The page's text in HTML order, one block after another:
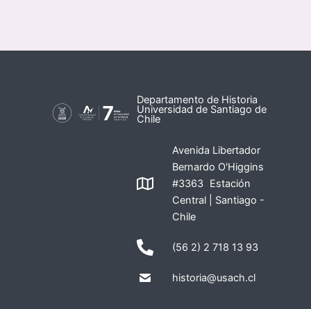
Departamento de Historia
Universidad de Santiago de
Chile
Avenida Libertador
Bernardo O'Higgins
#3363 Estación
Central | Santiago -
Chile
(56 2) 2 718 13 93
historia@usach.cl